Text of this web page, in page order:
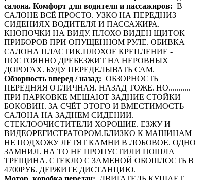
салона. Комфорт для водителя и пассажиров: В
САЛОНЕ ВСЁ ПРОСТО. УЗКО НА ПЕРЕДНИЗ
СИДЕНИЯХ ВОДИТЕЛЯ И ПАССАЖИРА.
КНОПОЧКИ НА ВИДУ. ПЛОХО ВИДЕН ЩИТОК
ПРИБОРОВ ПРИ ОПУЩЕННОМ РУЛЕ. ОБИВКА
САЛОНА ПЛАСТИК.ПЛОХОЕ КРЕПЛЕНИЕ -
ПОСТОЯННО ДРЕБЕЗЖИТ НА НЕРОВНЫХ
ДОРОГАХ. БУДУ ПЕРЕДЕЛЫВАТЬ САМ.
Обзорность вперед / назад: ОБЗОРНОСТЬ
ПЕРЕДНЯЯ ОТЛИЧНАЯ. НАЗАД ТОЖЕ. НО...........
ПРИ ПАРКОВКЕ МЕШАЮТ ЗАДНИЕ СТОЙКИ
БОКОВИН. ЗА СЧЁТ ЭТОГО И ВМЕСТИМОСТЬ
САЛОНА НА ЗАДНЕМ СИДЕНИИ.
СТЕКЛООЧИСТИТЕЛИ ХОРОШИЕ. ЕЗЖУ И
ВИДЕОРЕГИСТРАТОРОМ.БЛИЗКО К МАШИНАМ
НЕ ПОДХОЖУ ЛЕТЯТ КАМНИ В ЛОБОВОЕ. ОДНО
ЗАМНИЛ. НА ТО НЕ ПРОПУСТИЛИ ПОШЛА
ТРЕЩИНА. СТЕКЛО С ЗАМЕНОЙ ОБОШЛОСТЬ В
4700РУБ. ДЕРЖИТЕ ДИСТАНЦИЮ.